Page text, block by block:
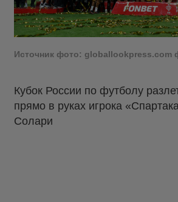
Источник фото: globallookpress.com
Кубок России по футболу
прямо в руках игрока
Солари